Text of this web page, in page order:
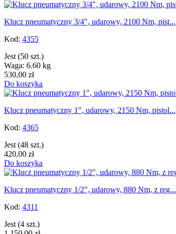
Klucz pneumatyczny 3/4", udarowy, 2100 Nm, pist...
Kod: 4355
Jest (50 szt.)
Waga: 6.60 kg
530,00 zł
Do koszyka
Klucz pneumatyczny 1", udarowy, 2150 Nm, pistol...
Kod: 4365
Jest (48 szt.)
420,00 zł
Do koszyka
Klucz pneumatyczny 1/2", udarowy, 880 Nm, z reg...
Kod: 4311
Jest (4 szt.)